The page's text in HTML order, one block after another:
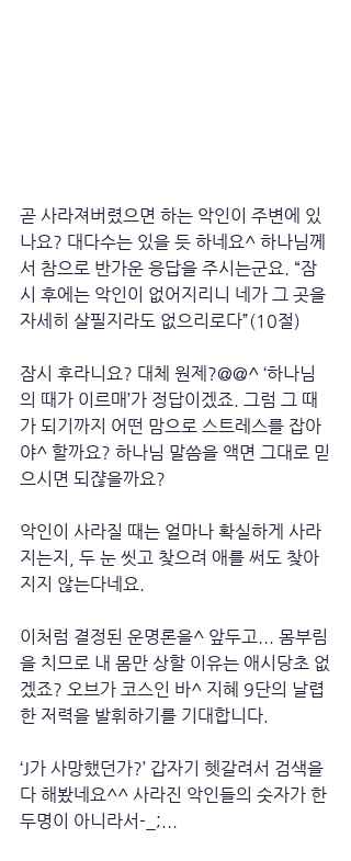
곧 사라져버렸으면 하는 악인이 주변에 있
나요? 대다수는 있을 듯 하네요^ 하나님께
서 참으로 반가운 응답을 주시는군요. “잠
시 후에는 악인이 없어지리니 네가 그 곳을
자세히 살필지라도 없으리로다”(10절)
잠시 후라니요? 대체 원제?@@^ ‘하나님
의 때가 이르매’가 정답이겠죠. 그럼 그 때
가 되기까지 어떤 맘으로 스트레스를 잡아
야^ 할까요? 하나님 말씀을 액면 그대로 믿
으시면 되쟎을까요?
악인이 사라질 때는 얼마나 확실하게 사라
지는지, 두 눈 씻고 찾으려 애를 써도 찾아
지지 않는다네요.
이처럼 결정된 운명론을^ 앞두고... 몸부림
을 치므로 내 몸만 상할 이유는 애시당초 없
겠죠? 오브가 코스인 바^ 지혜 9단의 날렵
한 저력을 발휘하기를 기대합니다.
‘J가 사망했던가?’ 갑자기 헷갈려서 검색을
다 해봤네요^^ 사라진 악인들의 숫자가 한
두명이 아니라서-_;...